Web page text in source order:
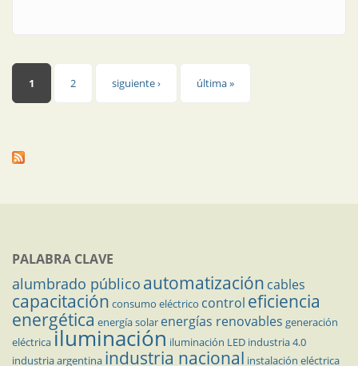
Páginas
1 2 siguiente › última »
PALABRA CLAVE
alumbrado público automatización cables
capacitación consumo eléctrico control eficiencia
energética energía solar energías renovables generación
eléctricailuminación iluminación LED industria 4.0
industria argentina industria nacional instalación eléctrica